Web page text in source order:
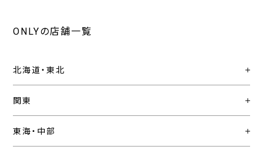
ONLYの店舗一覧
北海道・東北
関東
東海・中部